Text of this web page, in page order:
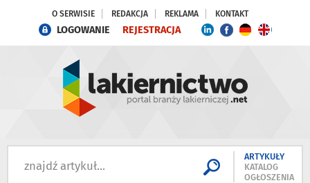
O SERWISIE REDAKCJA REKLAMA KONTAKT
LOGOWANIE REJESTRACJA
ARTYKUŁY
KATALOG
OGŁOSZENIA